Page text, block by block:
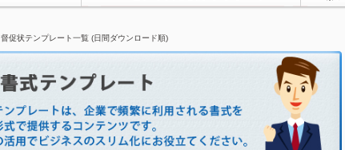
督促状テンプレート一覧 (日間ダウンロード順)